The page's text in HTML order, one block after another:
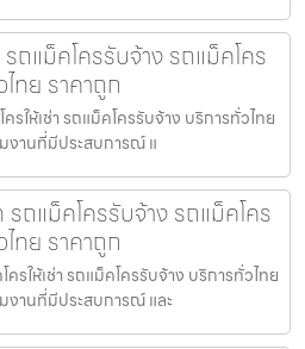
รถแม็คโครรับจ้าง รถแม็คโคร
ทย ราคาถูก
รให้เช่า รถแม็คโครรับจ้าง บริการทั่วไทย
งานที่มีประสบการณ์ แ
รถแม็คโครรับจ้าง รถแม็คโคร
ทย ราคาถูก
รให้เช่า รถแม็คโครรับจ้าง บริการทั่วไทย
งานที่มีประสบการณ์ และ